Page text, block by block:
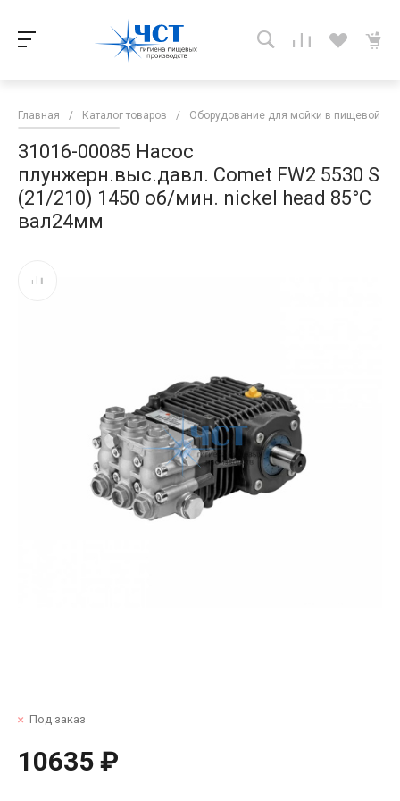
Главная / Каталог товаров / Оборудование для мойки в пищевой
31016-00085 Насос
плунжерн.выс.давл. Comet FW2 5530 S
(21/210) 1450 об/мин. nickel head 85°C
вал24мм
Под заказ
10635 ₽